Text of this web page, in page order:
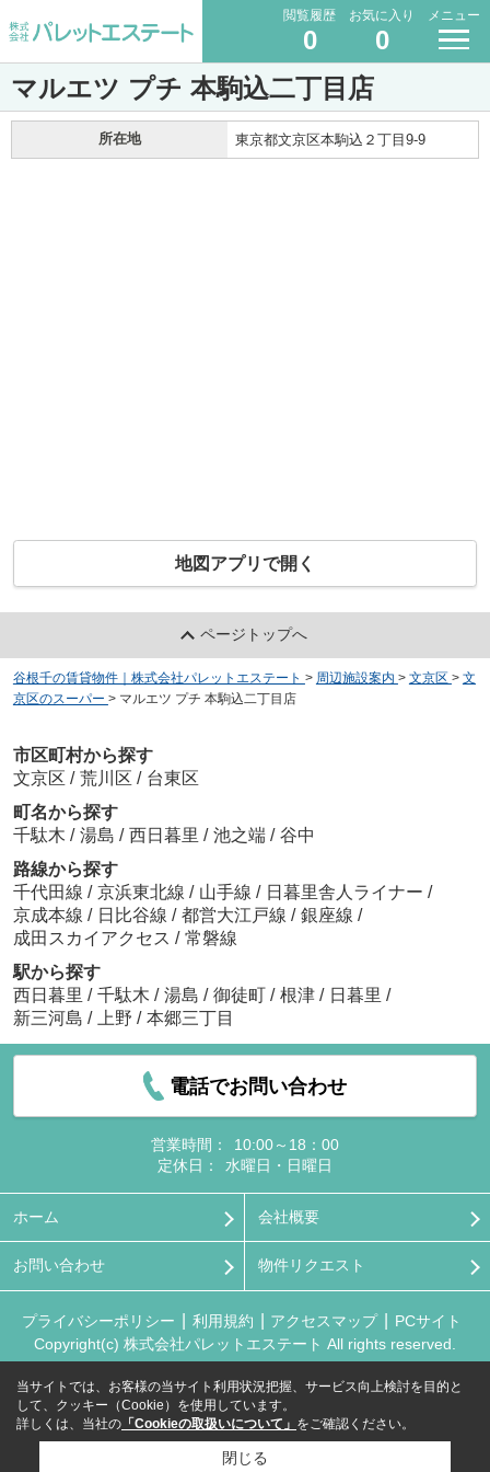
閲覧履歴
0
お気に入り
0
メニュー
マルエツ プチ 本駒込二丁目店
所在地 東京都文京区本駒込２丁目9-9
地図アプリで開く
ページトップへ
谷根千の賃貸物件｜株式会社パレットエステート > 周辺施設案内 > 文京区 > 文
京区のスーパー > マルエツ プチ 本駒込二丁目店
市区町村から探す
文京区 / 荒川区 / 台東区
町名から探す
千駄木 / 湯島 / 西日暮里 / 池之端 / 谷中
路線から探す
千代田線 / 京浜東北線 / 山手線 / 日暮里舎人ライナー /
京成本線 / 日比谷線 / 都営大江戸線 / 銀座線 /
成田スカイアクセス / 常磐線
駅から探す
西日暮里 / 千駄木 / 湯島 / 御徒町 / 根津 / 日暮里 /
新三河島 / 上野 / 本郷三丁目
電話でお問い合わせ
営業時間：
10:00～18：00
定休日：
水曜日・日曜日
ホーム 会社概要
お問い合わせ 物件リクエスト
プライバシーポリシー 利用規約 アクセスマップ
PCサイト
Copyright(c) 株式会社パレットエステート All rights reserved.
当サイトでは、お客様の当サイト利用状況把握、サービス向上検討を目的と
して、クッキー（Cookie）を使用しています。
詳しくは、当社の 「Cookieの取扱いについて」 をご確認ください。
閉じる